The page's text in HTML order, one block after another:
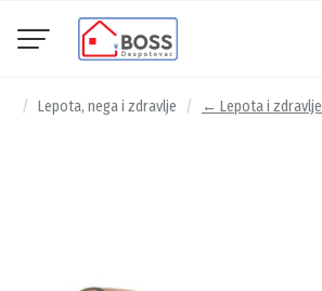
Lepota, nega i zdravlje ← Lepota i zdravlje